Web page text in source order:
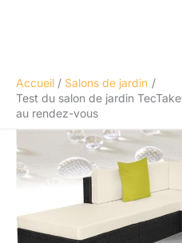
Accueil
Salons de jardin
Test du salon de jardin
au rendez-vous